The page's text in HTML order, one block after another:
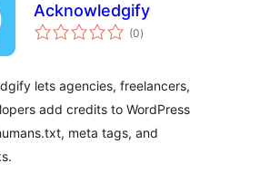
Acknowledgify
(0total
de
)
lets agencies, freelancers,
add credits to WordPress
meta tags, and